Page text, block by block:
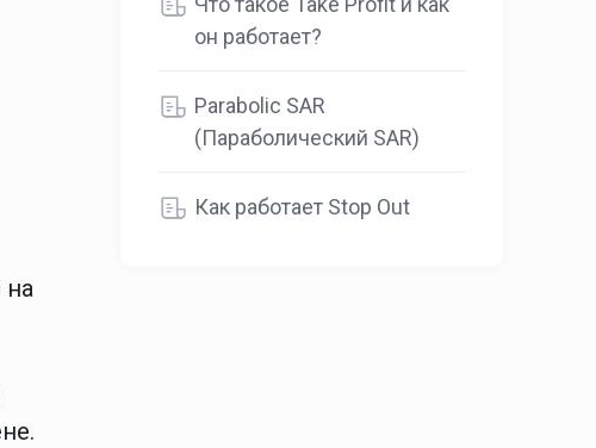
на
он работает?
Parabolic SAR
(Параболический SAR)
Как работает Stop Out